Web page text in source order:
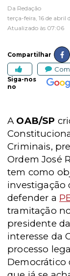
Da Redação
terça-feira, 16 de abril
Atualizado às 07:06
Compartilhar
Siga-nos
no
A OAB/SP
Criminais,
Ordem José
tem como
investigação
defender a
tramitação
presidente
interesse da
processo
Democrático